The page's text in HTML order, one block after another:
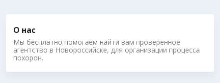
О нас
Мы бесплатно помогаем найти вам проверенное
агентство в Новороссийске, для организации процесса
похорон.